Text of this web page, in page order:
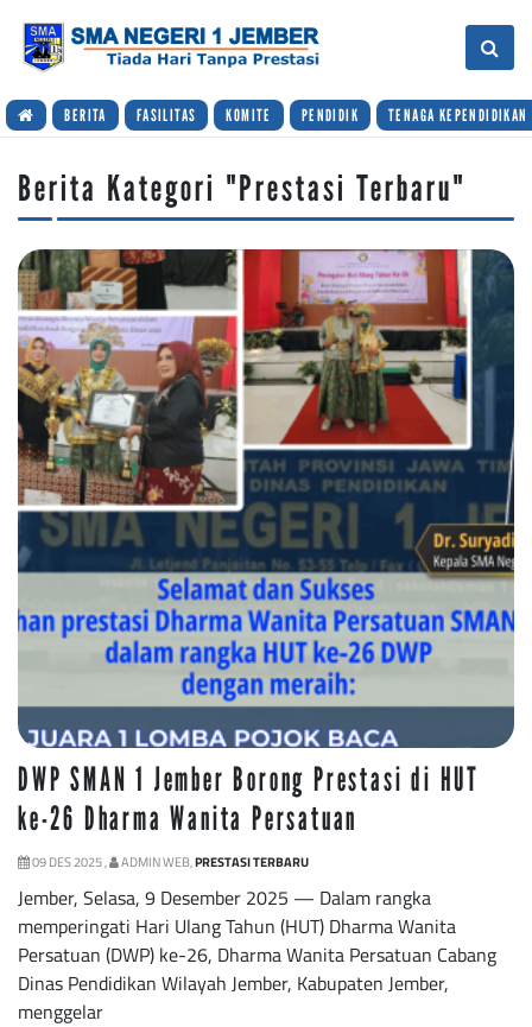
BERITA FASILITAS KOMITE PENDIDIK TENAGA KEPENDIDIKAN
Berita Kategori "Prestasi Terbaru"
DWP SMAN 1 Jember Borong Prestasi di HUT
ke-26 Dharma Wanita Persatuan
09 DES 2025 , ADMIN WEB,PRESTASI TERBARU
Jember, Selasa, 9 Desember 2025 — Dalam rangka
memperingati Hari Ulang Tahun (HUT) Dharma Wanita
Persatuan (DWP) ke-26, Dharma Wanita Persatuan Cabang
Dinas Pendidikan Wilayah Jember, Kabupaten Jember,
menggelar